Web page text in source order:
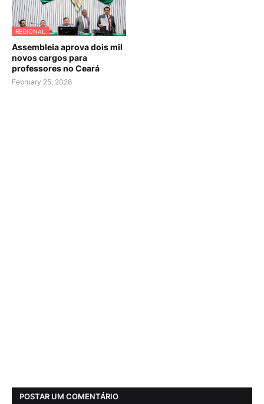
REGIONAL
Assembleia aprova dois mil
novos cargos para
professores no Ceará
February 25, 2026
POSTAR UM COMENTÁRIO